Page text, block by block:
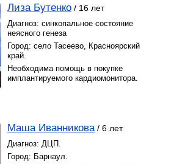
Лиза Бутенко / 16 лет
Диагноз: синкопальное состояние
неясного генеза
Город: село Тасеево, Красноярский
край.
Необходима помощь в покупке
имплантируемого кардиомонитора.
Маша Иванникова / 6 лет
Диагноз: ДЦП.
Город: Барнаул.